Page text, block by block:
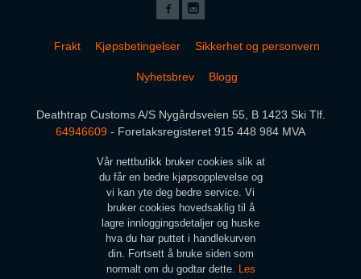
Frakt Kjøpsbetingelser Sikkerhet og personvern
Nyhetsbrev Blogg
Deathtrap Customs A/S Nygårdsveien 55, B 1423 Ski Tlf.
64946609 - Foretaksregisteret 915 448 984 MVA
Vår nettbutikk bruker cookies slik at
du får en bedre kjøpsopplevelse og
vi kan yte deg bedre service. Vi
bruker cookies hovedsaklig til å
lagre innloggingsdetaljer og huske
hva du har puttet i handlekurven
din. Fortsett å bruke siden som
normalt om du godtar dette. Les